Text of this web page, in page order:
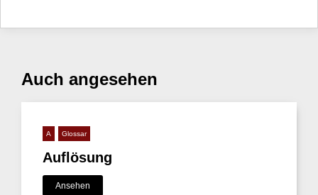
Auch angesehen
A Glossar
Auflösung
Ansehen